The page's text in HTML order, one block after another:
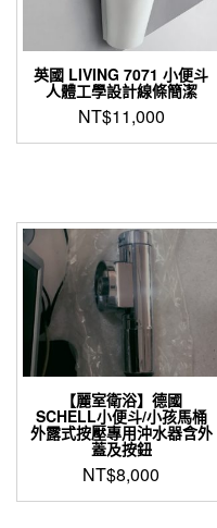
英國 LIVING 7071 小便斗
人體工學設計線條簡潔
NT$11,000
【麗室衛浴】德國
SCHELL小便斗/小孩馬桶
外露式按壓專用沖水器含外
蓋及按鈕
NT$8,000